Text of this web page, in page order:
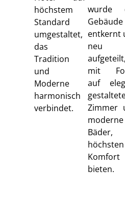
höchstem
Standard
umgestaltet,
das
Tradition
und
Moderne
harmonisch
verbindet.
wurde
Gebäude
entkernt
neu
aufgeteilt,
mit
auf
Zimmer
moderne
Bäder,
höchsten
Komfort
bieten.